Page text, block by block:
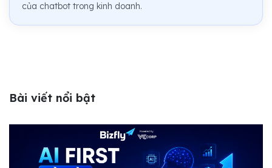
của chatbot trong kinh doanh.
Bài viết nổi bật